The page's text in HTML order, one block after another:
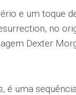
e um toque
no
Dexter
é uma